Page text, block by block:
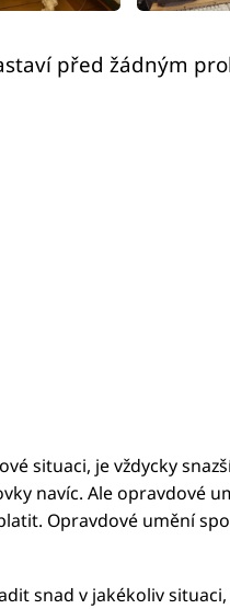
před žádným
situaci, je vždycky
navíc. Ale opravdové
Opravdové umění
snad v jakékoliv